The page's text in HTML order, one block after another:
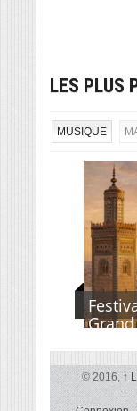
LES PLUS
MUSIQUE
© 2016,↑